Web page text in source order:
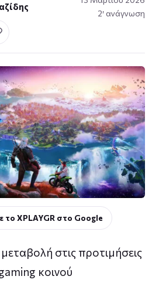
2′ ανάγνωση
το XPLAYGR στο Google
στις προτιμήσεις
κοινού